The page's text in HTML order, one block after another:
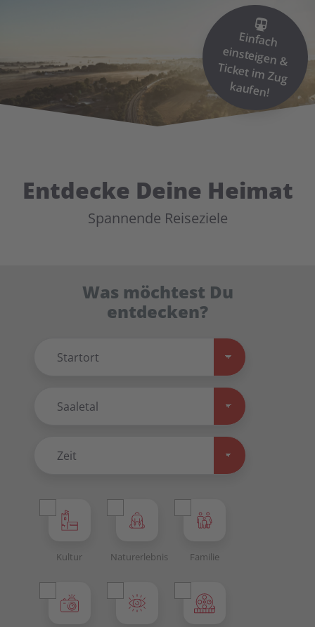
Entdecke Deine Heimat
Spannende Reiseziele
Einfach
einsteigen &
Ticket im
Zug
kaufen!
Was möchtest Du
entdecken?
Kultur Naturerlebnis Familie